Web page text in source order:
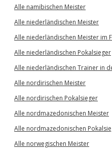
Alle namibischen Meister
Alle niederländischen Meister
Alle niederländischen Meister im
Alle niederländischen Pokalsieger
Alle niederländischen Trainer in
Alle nordirischen Meister
Alle nordirischen Pokalsieger
Alle nordmazedonischen Meister
Alle nordmazedonischen
Alle norwegischen Meister